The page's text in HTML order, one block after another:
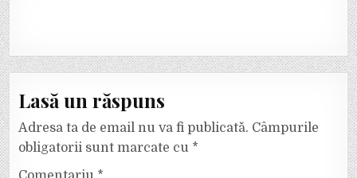
Lasă un răspuns
Adresa ta de email nu va fi publicată. Câmpurile
obligatorii sunt marcate cu *